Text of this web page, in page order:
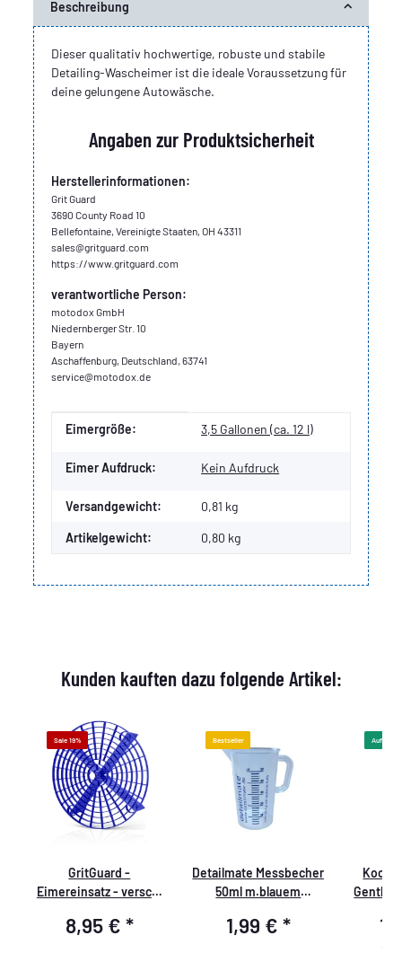
Beschreibung
Dieser qualitativ hochwertige, robuste und stabile
Detailing-Wascheimer ist die ideale Voraussetzung für
deine gelungene Autowäsche.
Angaben zur Produktsicherheit
Herstellerinformationen:
Grit Guard
3690 County Road 10
Bellefontaine, Vereinigte Staaten, OH 43311
sales@gritguard.com
https://www.gritguard.com
verantwortliche Person:
motodox GmbH
Niedernberger Str. 10
Bayern
Aschaffenburg, Deutschland, 63741
service@motodox.de
Produkteigenschaft
Wert
Eimergröße: 3,5 Gallonen (ca. 12 l)
Eimer Aufdruck: Kein Aufdruck
Versandgewicht: 0,81 kg
Artikelgewicht: 0,80 kg
Kunden kauften dazu folgende Artikel:
Sale 19%
GritGuard -
Eimereinsatz - versch.
8,95 € *
Bestseller
Detailmate Messbecher
50ml m.blauem
1,99 € *
Auf Lager
Koch
Gentle